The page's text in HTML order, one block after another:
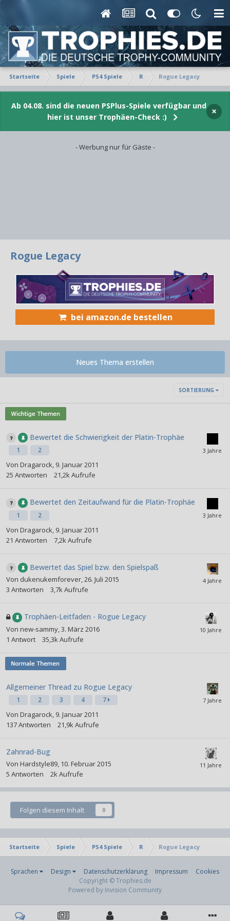
Startseite Spiele PS4 Spiele R Rogue Legacy
Ab 04.08. sind die neuen PSPlus-Spiele verfügbar und
hier ist unser Trophäen-Check :)
×
- Werbung nur für Gäste -
Rogue Legacy
bei amazon.de bestellen
Neues Thema erstellen
SORTIERUNG
Bewertet die Schwierigkeit der Platin-Trophäe
1 2
Von Dragarock, 9. Januar 2011
25 Antworten 21,2kAufrufe
Bewertet den Zeitaufwand für die Platin-Trophäe
1 2
Von Dragarock, 9. Januar 2011
21 Antworten 7,2kAufrufe
Bewertet das Spiel bzw. den Spielspaß
Von dukenukemforever,26. Juli 2015
3 Antworten 3,7kAufrufe
Trophäen-Leitfaden - Rogue Legacy
Von new-sammy,3. März 2016
1 Antwort 35,3kAufrufe
Allgemeiner Thread zu Rogue Legacy
1 2 3 4 7
Von Dragarock, 9. Januar 2011
137Antworten 21,9kAufrufe
Zahnrad-Bug
Von Hardstyle89, 10. Februar 2015
5 Antworten 2kAufrufe
Folgen diesem Inhalt 0
Startseite Spiele PS4 Spiele R Rogue Legacy
Sprachen Design Datenschutzerklärung Impressum
Cookies
Copyright © Trophies.de
Powered by Invision Community